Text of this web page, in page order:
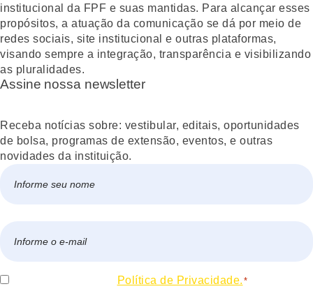
institucional da FPF e suas mantidas. Para alcançar esses
propósitos, a atuação da comunicação se dá por meio de
redes sociais, site institucional e outras plataformas,
visando sempre a integração, transparência e visibilizando
as pluralidades.
Assine nossa newsletter
Receba notícias sobre: vestibular, editais, oportunidades
de bolsa, programas de extensão, eventos, e outras
novidades da instituição.
mail
Consentir Política de Privacidade. *